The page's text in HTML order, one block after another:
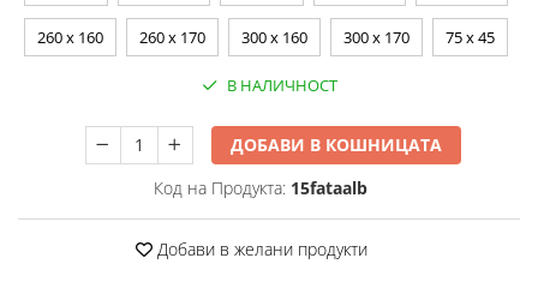
260 x 160 260 x 170 300 x 160 300 x 170 75 x 45
В НАЛИЧНОСТ
ДОБАВИ В КОШНИЦАТА
Код на Продукта: 15fataalb
Добави в желани продукти